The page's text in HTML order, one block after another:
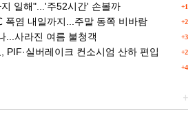
+1
일해"...'주52시간' 손볼까
+2
염 내일까지...주말 동쪽 비바람
+3
...사라진 여름 불청객
+2
PIF·실버레이크 컨소시엄 산하 편입
+4
+